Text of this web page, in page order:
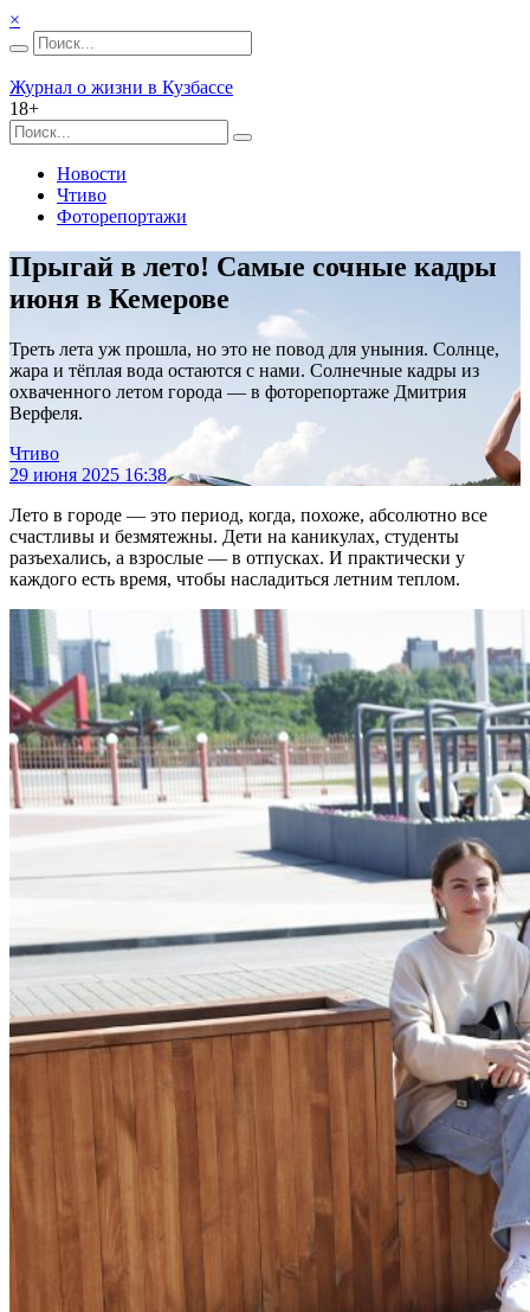
×
Журнал о жизни в Кузбассе
18+
Новости
Чтиво
Фоторепортажи
Прыгай в лето! Самые сочные кадры
июня в Кемерове
Треть лета уж прошла, но это не повод для уныния. Солнце,
жара и тёплая вода остаются с нами. Солнечные кадры из
охваченного летом города — в фоторепортаже Дмитрия
Верфеля.
Чтиво
29 июня 2025 16:38
Лето в городе — это период, когда, похоже, абсолютно все
счастливы и безмятежны. Дети на каникулах, студенты
разъехались, а взрослые — в отпусках. И практически у
каждого есть время, чтобы насладиться летним теплом.